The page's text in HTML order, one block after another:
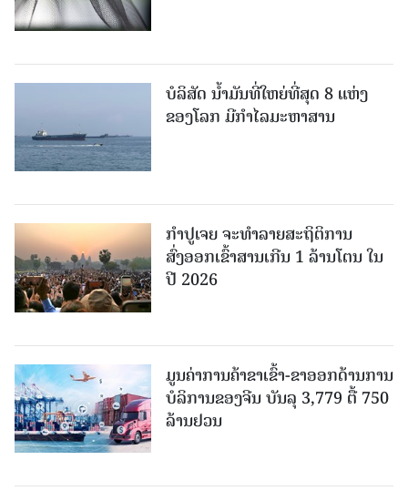
ບໍລິສັດ ນ້ຳມັນທີ່ໃຫຍ່ທີ່ສຸດ 8 ແຫ່ງ
ຂອງໂລກ ມີກຳໄລມະຫາສານ
ກຳປູເຈຍ ຈະທຳລາຍສະຖິຕິການ
ສົ່ງອອກເຂົ້າສານເກີນ 1 ລ້ານໂຕນ ໃນ
ປີ 2026
ມູນຄ່າການຄ້າຂາເຂົ້າ-ຂາອອກດ້ານການ
ບໍລິການຂອງຈີນ ບັນລຸ 3,779 ຕື້ 750
ລ້ານຢວນ